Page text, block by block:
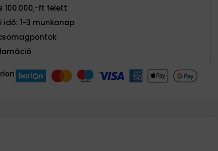
100.000,-ft felett
1-3 munkanap